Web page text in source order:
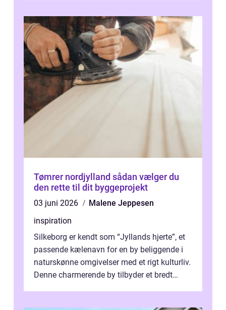
Tømrer nordjylland sådan vælger du
den rette til dit byggeprojekt
03 juni 2026
Malene Jeppesen
inspiration
Silkeborg er kendt som “Jyllands hjerte”, et
passende kælenavn for en by beliggende i
naturskønne omgivelser med et rigt kulturliv.
Denne charmerende by tilbyder et bredt